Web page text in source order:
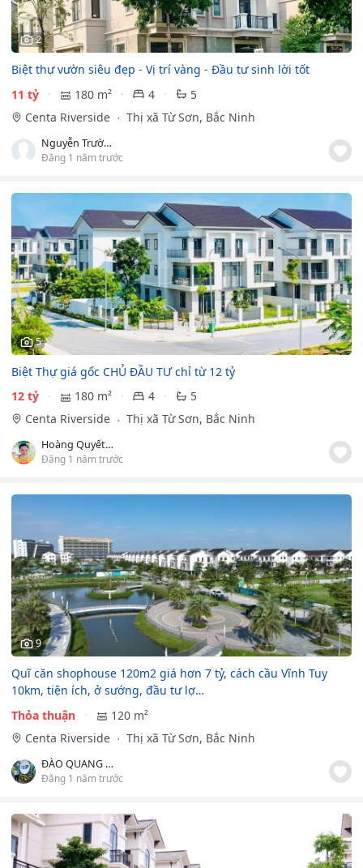
2
Biệt thự vườn siêu đẹp - Vị trí vàng - Đầu tư sinh lời tốt
11 tỷ
180 m² 4
5
Centa Riverside
Thị xã Từ Sơn, Bắc Ninh
Nguyễn Trường
Đăng 1 năm trước
5
Biệt Thự giá gốc CHỦ ĐẦU TƯ chỉ từ 12 tỷ
12 tỷ
180 m² 4
5
Centa Riverside
Thị xã Từ Sơn, Bắc Ninh
Hoàng Quyết Chiến
Đăng 1 năm trước
9
Quĩ căn shophouse 120m2 giá hơn 7 tỷ, cách cầu Vĩnh Tuy
10km, tiện ích, ở sướng, đầu tư lợ…
Thỏa thuận
120 m²
Centa Riverside
Thị xã Từ Sơn, Bắc Ninh
ĐÀO QUANG THẮNG
Đăng 1 năm trước